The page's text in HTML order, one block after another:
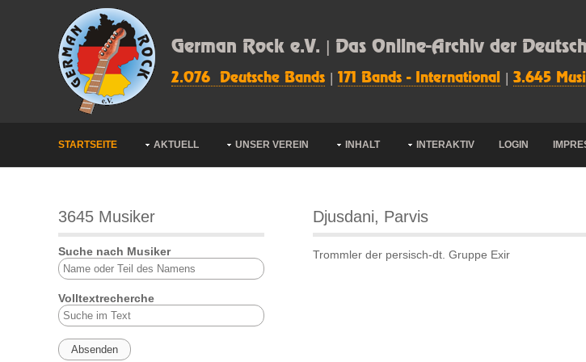
German Rock e.V. | Das Online-Archiv der
2.076 Deutsche Bands 171 Bands - International 3.645
STARTSEITE AKTUELL UNSER VEREIN INHALT INTERAKTIV LOGIN
3645 Musiker
Suche nach Musiker
Volltextrecherche
Djusdani, Parvis
Trommler der persisch-dt. Gruppe Exir